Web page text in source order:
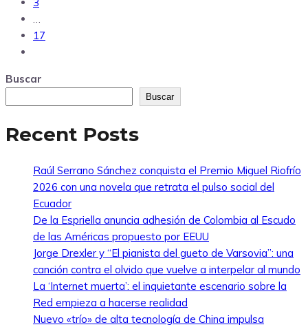
…
17
Buscar
Buscar
Recent Posts
Raúl Serrano Sánchez conquista el Premio Miguel Riofrío
2026 con una novela que retrata el pulso social del
Ecuador
De la Espriella anuncia adhesión de Colombia al Escudo
de las Américas propuesto por EEUU
Jorge Drexler y “El pianista del gueto de Varsovia”: una
canción contra el olvido que vuelve a interpelar al mundo
La ‘Internet muerta’: el inquietante escenario sobre la
Red empieza a hacerse realidad
Nuevo «trío» de alta tecnología de China impulsa